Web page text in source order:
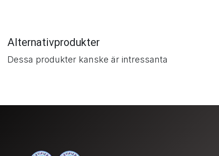
Alternativprodukter
Dessa produkter kanske är intressanta